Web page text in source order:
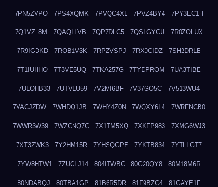
7PN5ZVPO 7PS4XQMK 7PVQC4XL 7PVZ4BY4 7PY3EC1H
7Q1VZL8M 7QAQLLVB 7QP7DLC5 7QSLGYCU 7R0ZOLUX
7R9IGDKD 7ROB1V3K 7RPZVSPJ 7RX9CIDZ 7SH2DRLB
7T1IUHHO 7T3VE5UQ 7TKA257G 7TYDPROM 7UA3TIBE
7ULOHB33 7UTVLU59 7V2MI6BF 7V37GO5C 7V513WU4
7VACJZDW 7WHDQ1JB 7WHY4Z0N 7WQXY6L4 7WRFNCB0
7WWR3W39 7WZCNQ7C 7X1TM5XQ 7XKFP983 7XMG6WJ3
7XT3ZWK3 7Y2HM15R 7YHSQGPE 7YKTB834 7YTLLGT7
7YW8HTW1 7ZUCLJ14 804ITWBC 80G20QY8 80M18M6R
80NDABQJ 80TBA1GP 81B6R5DR 81F9BZC4 81GAYE1F